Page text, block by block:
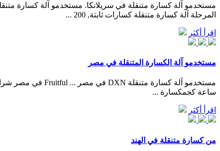
المرحلة آلة كسارة متنقلة كسارات ثابتة, 200 ...
اقرأ أكثر
مستخدمو آلة الكسارة المتنقلة في مصر
ساعة كجمكسارة ...
اقرأ أكثر
من كسارة متنقلة في الهند